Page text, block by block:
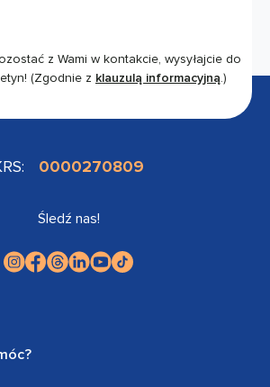
z Wami w kontakcie, wysyłajcie do
(Zgodnie z klauzulą informacyjną.)
0000270809
Śledź nas!